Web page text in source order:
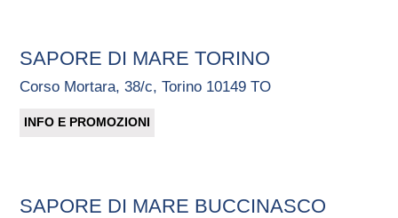
SAPORE DI MARE TORINO
Corso Mortara, 38/c, Torino 10149 TO
INFO E PROMOZIONI
SAPORE DI MARE BUCCINASCO